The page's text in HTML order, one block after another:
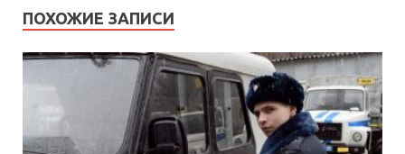
ПОХОЖИЕ ЗАПИСИ